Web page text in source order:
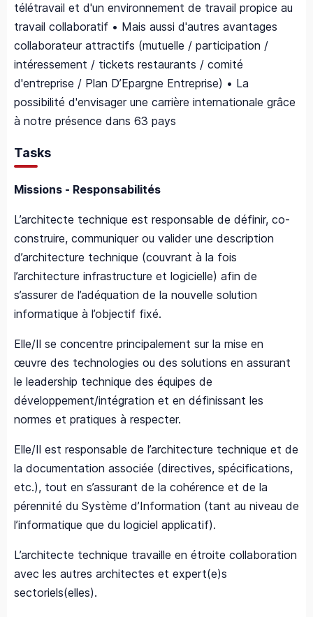
télétravail et d'un environnement de travail propice au
travail collaboratif • Mais aussi d'autres avantages
collaborateur attractifs (mutuelle / participation /
intéressement / tickets restaurants / comité
d'entreprise / Plan D’Epargne Entreprise) • La
possibilité d'envisager une carrière internationale grâce
à notre présence dans 63 pays
Tasks
Missions - Responsabilités
L’architecte technique est responsable de définir, co-
construire, communiquer ou valider une description
d’architecture technique (couvrant à la fois
l’architecture infrastructure et logicielle) afin de
s’assurer de l’adéquation de la nouvelle solution
informatique à l’objectif fixé.
Elle/Il se concentre principalement sur la mise en
œuvre des technologies ou des solutions en assurant
le leadership technique des équipes de
développement/intégration et en définissant les
normes et pratiques à respecter.
Elle/Il est responsable de l’architecture technique et de
la documentation associée (directives, spécifications,
etc.), tout en s’assurant de la cohérence et de la
pérennité du Système d’Information (tant au niveau de
l’informatique que du logiciel applicatif).
L’architecte technique travaille en étroite collaboration
avec les autres architectes et expert(e)s
sectoriels(elles).